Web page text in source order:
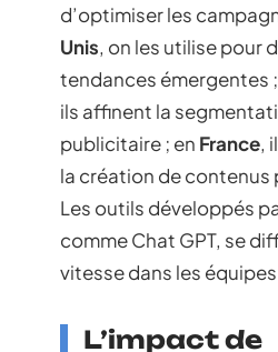
d’optimiser les
Unis, on les utilise pour
tendances émergentes
ils affinent la
publicitaire ; en France,
la création de contenus
Les outils développés
comme Chat GPT, se
vitesse dans les
L’impact de